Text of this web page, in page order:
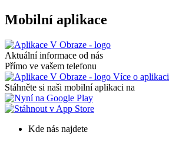
Mobilní aplikace
Aktuální informace od nás
Přímo ve vašem telefonu
Více o aplikaci
Stáhněte si naši mobilní aplikaci na
Kde nás najdete